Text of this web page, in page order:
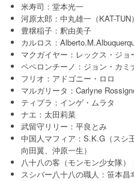
米寿司：堂本光一
河原太郎：中丸雄一（KAT-TUN）
豊穣稲子：釈由美子
カルロス：
マクガイヤー：レックス・ジョ
ペペロンチーノ：ジョン・カミ
フリオ：アドゴニー・ロロ
マルガリータ：Carlyne
ティプラ：インゲ・ムラタ
ナエ：太田莉菜
武留守リリー：平良とみ
中国人マフィア：S.K.G（スシ
向田翼、沖原一生）
八十八の客（モンモン少女隊
スシバー八十八の職人：笹本昌